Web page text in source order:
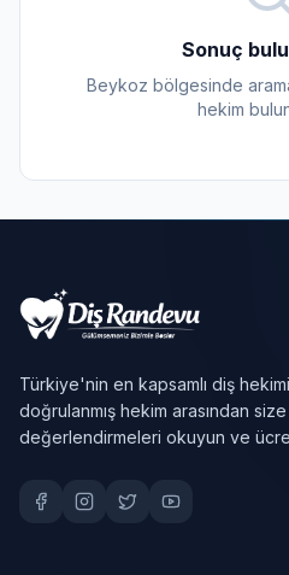
Sonuç
Beykoz bölgesinde
hekim
Türkiye'nin en kapsamlı diş
doğrulanmış hekim arasından
değerlendirmeleri okuyun ve